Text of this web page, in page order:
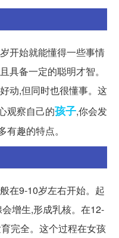
开始就能懂得一些事情
具备一定的聪明才智。
动,但同时也很懂事。这
观察自己的孩子,你会发
趣的特点。
在9-10岁左右开始。起
增生,形成乳核。在12-
完全。这个过程在女孩